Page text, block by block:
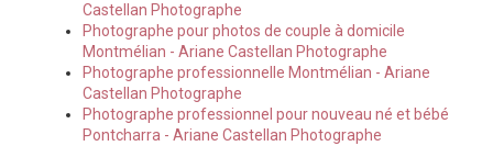
Castellan Photographe
Photographe pour photos de couple à domicile
Montmélian - Ariane Castellan Photographe
Photographe professionnelle Montmélian - Ariane
Castellan Photographe
Photographe professionnel pour nouveau né et bébé
Pontcharra - Ariane Castellan Photographe